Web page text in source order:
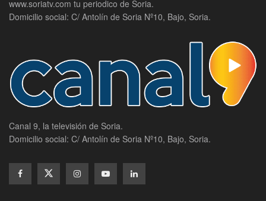
www.soriatv.com tu periodico de Soria.
Domicilio social: C/ Antolín de Soria Nº10, Bajo, Soria.
Canal 9, la televisión de Soria.
Domicilio social: C/ Antolín de Soria Nº10, Bajo, Soria.